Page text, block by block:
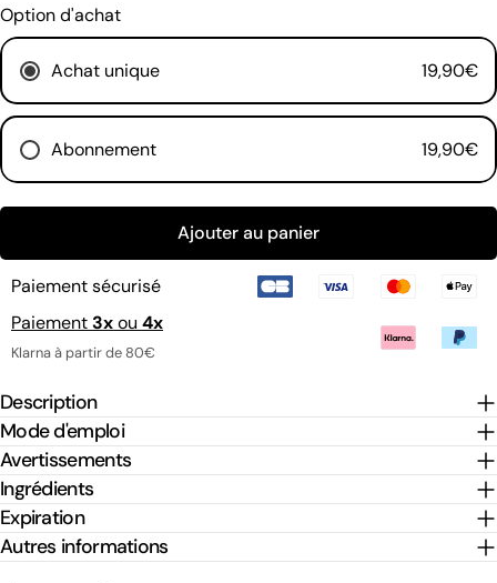
Option d'achat
Achat unique 19,90€
Abonnement 19,90€
Tous les mois
Tous les 2 mois
Tous les 3 mois
Ajouter au panier
Paiement sécurisé
Paiement3xou 4x
Klarna à partir de 80€
Description
Mode d'emploi
Avertissements
Ingrédients
Expiration
Autres informations
Partager
sur
Facebook
Votre
message
Les champs marqués * sont obligatoires.